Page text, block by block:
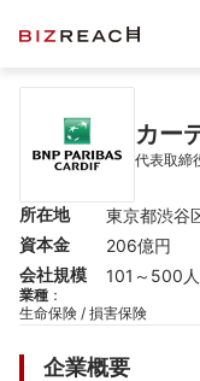
カー
代表取締
所在地
東京都渋谷
資本金
206億円
会社規模
101～500人
業種 ：
生命保険 / 損害保険
企業概要